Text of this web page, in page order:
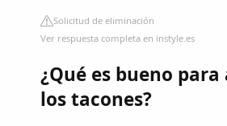
Solicitud de eliminación
Ver respuesta completa en instyle.es
¿Qué es bueno
los tacones?